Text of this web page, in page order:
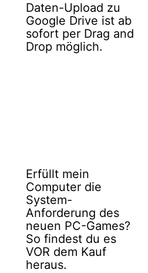
Daten-Upload zu
Google Drive ist ab
sofort per Drag and
Drop möglich.
Erfüllt mein
Computer die
System-
Anforderung des
neuen PC-Games?
So findest du es
VOR dem Kauf
heraus.